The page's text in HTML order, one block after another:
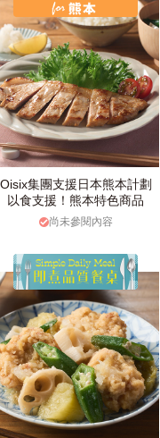
Oisix集團支援日本熊本計劃
以食支援！熊本特色商品
尚未參閱內容